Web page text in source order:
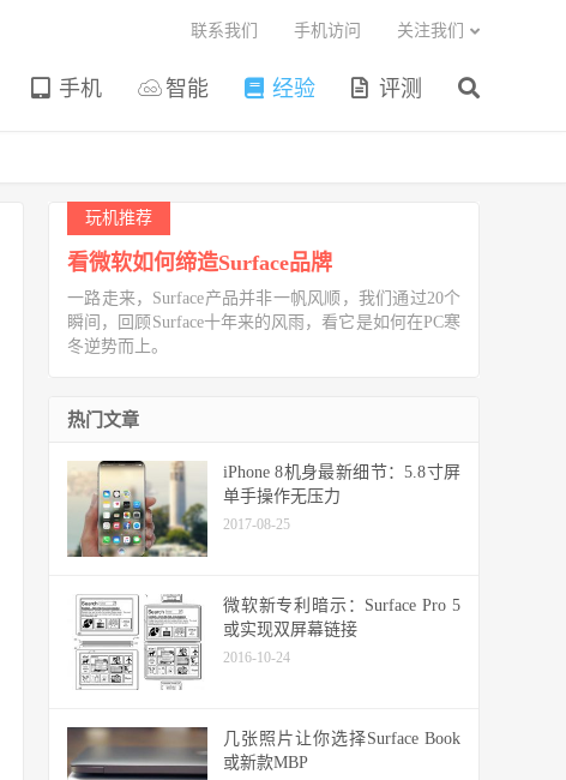
手机 智能 经验 评测
联系我们 手机访问 关注我们
玩机推荐
看微软如何缔造Surface品牌
一路走来，Surface产品并非一帆风顺，我们通过20个
瞬间，回顾Surface十年来的风雨，看它是如何在PC寒
冬逆势而上。
热门文章
iPhone 8机身最新细节：5.8寸屏
单手操作无压力
2017-08-25
微软新专利暗示：Surface Pro 5
或实现双屏幕链接
2016-10-24
几张照片让你选择Surface Book
或新款MBP